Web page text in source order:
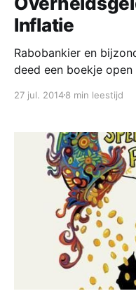
Inflatie
Rabobankier en
deed een boekje
blijven. Boonstra geeft
daar eens kritisch
27 jul. 20148 min leestijd